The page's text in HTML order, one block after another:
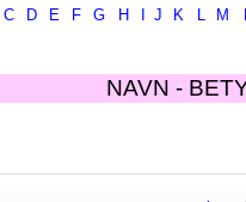
C D E F G H J K L M
NAVN -